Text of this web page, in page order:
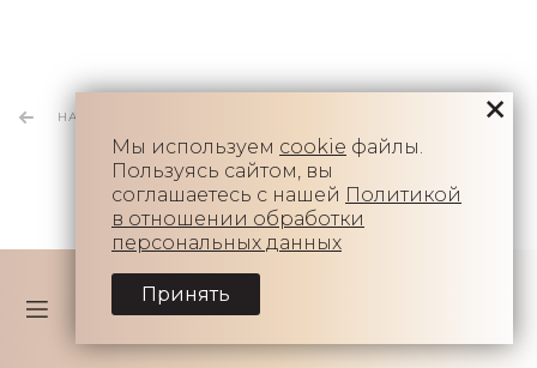
НАЗАД К СПИСКУ
Мы используем cookie файлы.
Пользуясь сайтом, вы
соглашаетесь с нашей Политикой
в отношении обработки
персональных данных
Принять